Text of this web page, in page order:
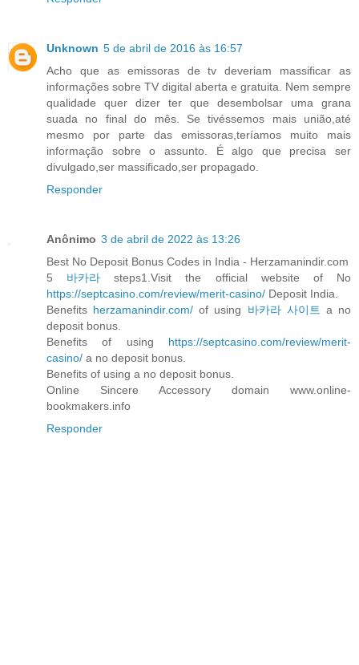
Unknown 5 de abril de 2016 às 16:57
Acho que as emissoras de tv deveriam massificar as
informações sobre TV digital aberta e gratuita. Nem sempre
qualidade quer dizer ter que desembolsar uma grana
suada no final do mês. Se tivéssemos mais união,até
mesmo por parte das emissoras,teríamos muito mais
informação sobre o assunto. É algo que precisa ser
divulgado,ser massificado,ser propagado.
Responder
Anônimo 3 de abril de 2022 às 13:26
Best No Deposit Bonus Codes in India - Herzamanindir.com
5 바카라 steps1.Visit the official website of No
https://septcasino.com/review/merit-casino/ Deposit India.
Benefits herzamanindir.com/ of using 바카라 사이트 a no
deposit bonus.
Benefits of using https://septcasino.com/review/merit-
casino/ a no deposit bonus.
Benefits of using a no deposit bonus.
Online Sincere Accessory domain www.online-
bookmakers.info
Responder